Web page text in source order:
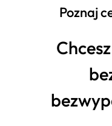
Poznaj